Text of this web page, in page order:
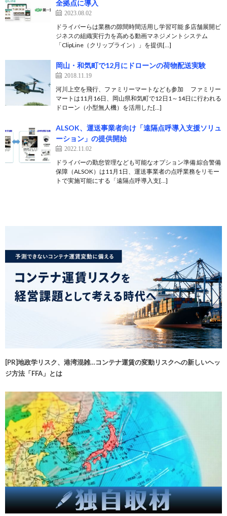
全拠点に導入
2023.08.02
ドライバーらは業務の隙間時間活用し学習可能 多店舗展開ビ
ジネスの組織実行力を高める動画マネジメントシステム
「ClipLine（クリップライン）」を提供[…]
岡山・和気町で12月にドローンの荷物配送実験
2018.11.19
河川上空を飛行、ファミリーマートなども参加 ファミリー
マートは11月16日、岡山県和気町で12日1～14日に行われる
ドローン（小型無人機）を活用した[…]
ALSOK、運送事業者向け「遠隔点呼導入支援ソリュ
ーション」の提供開始
2022.11.02
ドライバーの勤怠管理なども可能なオプション準備 綜合警備
保障（ALSOK）は11月1日、運送事業者の点呼業務をリモー
トで実施可能にする「遠隔点呼導入支[…]
[PR]地政学リスク、港湾混雑…コンテナ運賃の変動リスクへの新しいヘッ
ジ方法「FFA」とは